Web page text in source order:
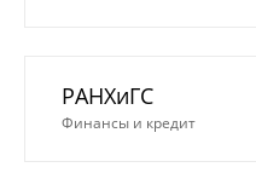
РАНХиГС
Финансы и кредит